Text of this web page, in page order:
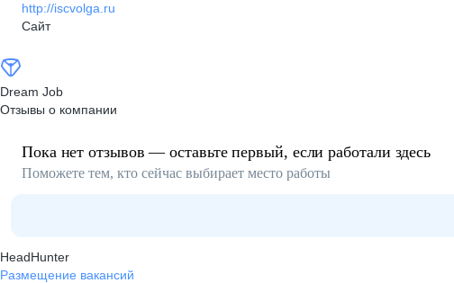
http://iscvolga.ru
Сайт
Dream Job
Отзывы о компании
Пока нет отзывов — оставьте первый, если работали здесь
Поможете тем, кто сейчас выбирает место работы
HeadHunter
Размещение вакансий